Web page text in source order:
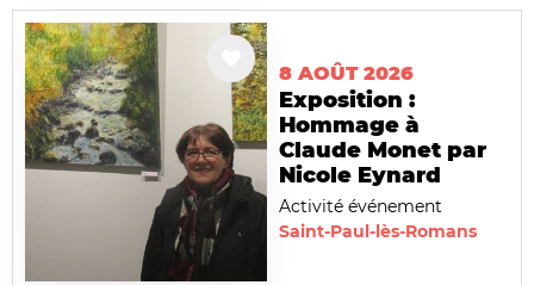
8 AOÛT 2026
Exposition :
Hommage à
Claude Monet par
Nicole Eynard
Activité événement
Saint-Paul-lès-Romans